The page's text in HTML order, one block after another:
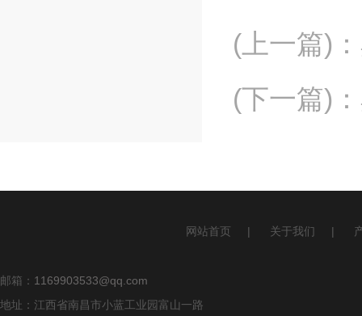
(上一篇) ：
(下一篇) ：
网站首页 | 关于我们 |
邮箱： 1169903533@qq.com
地址：江西省南昌市小蓝工业园富山一路